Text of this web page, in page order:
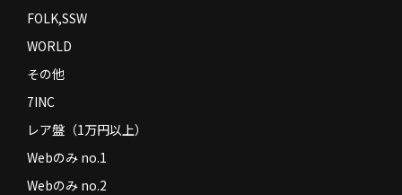
FOLK,SSW
WORLD
その他
7INC
レア盤（1万円以上）
Webのみ no.1
Webのみ no.2